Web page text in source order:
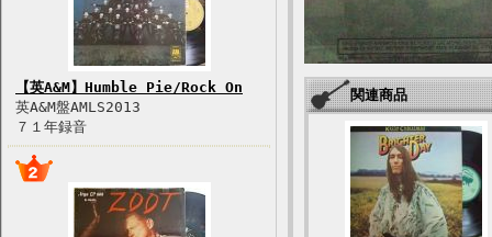
【英A&M】Humble Pie/Rock On
英A&M盤AMLS2013
７１年録音
関連商品